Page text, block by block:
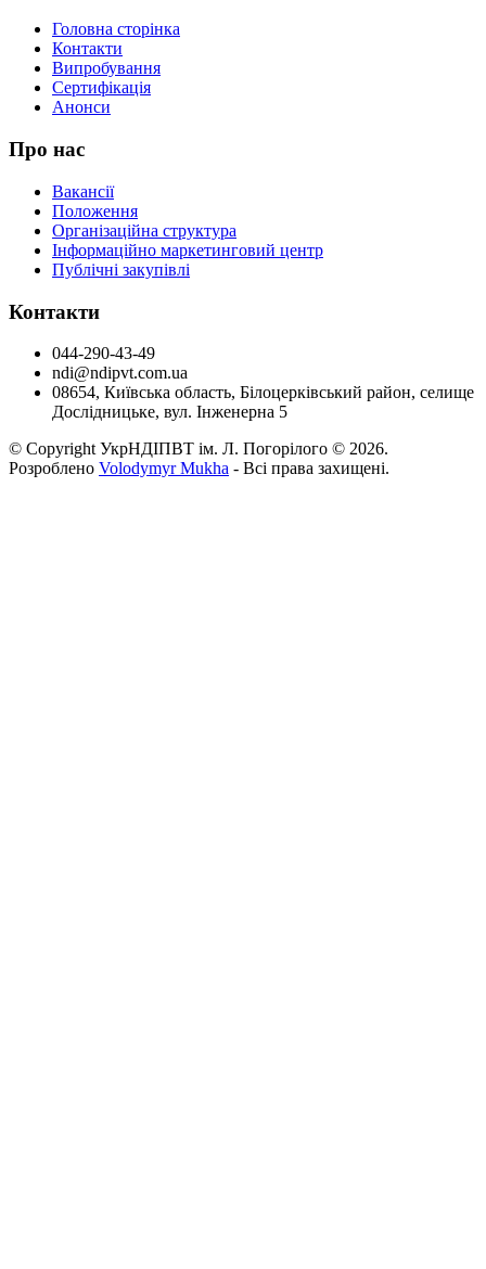
Головна сторінка
Контакти
Випробування
Сертифікація
Анонси
Про нас
Вакансії
Положення
Організаційна структура
Інформаційно маркетинговий центр
Публічні закупівлі
Контакти
044-290-43-49
ndi@ndipvt.com.ua
08654, Київська область, Білоцерківський район, селище
Дослідницьке, вул. Інженерна 5
© Copyright УкрНДІПВТ ім. Л. Погорілого © 2026.
Розроблено Volodymyr Mukha - Всі права захищені.